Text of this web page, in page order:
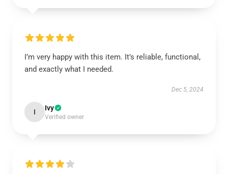
I’m very happy with this item. It’s reliable, functional,
and exactly what I needed.
Dec 5, 2024
I Ivy
Verified owner